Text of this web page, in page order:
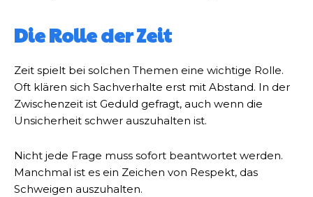
Die Rolle der Zeit
Zeit spielt bei solchen Themen eine wichtige Rolle.
Oft klären sich Sachverhalte erst mit Abstand. In der
Zwischenzeit ist Geduld gefragt, auch wenn die
Unsicherheit schwer auszuhalten ist.
Nicht jede Frage muss sofort beantwortet werden.
Manchmal ist es ein Zeichen von Respekt, das
Schweigen auszuhalten.